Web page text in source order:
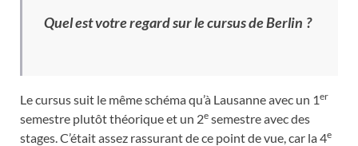
Quel est votre regard sur le cursus de Berlin ?
Le cursus suit le même schéma qu’à Lausanne avec un 1er
semestre plutôt théorique et un 2e semestre avec des
stages. C’était assez rassurant de ce point de vue, car la 4e